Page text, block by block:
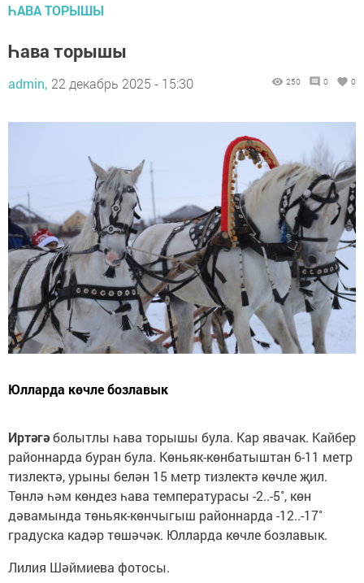
ҺАВА ТОРЫШЫ
Һава торышы
admin, 22 декабрь 2025 - 15:30 250 0 0
Юлларда көчле бозлавык
Иртәгәболытлы һава торышы була. Кар явачак. Кайбер
районнарда буран була. Көньяк-көнбатыштан 6-11 метр
тизлектә, урыны белән 15 метр тизлектә көчле җил.
Төнлә һәм көндез һава температурасы -2..-5˚, көн
дәвамында төньяк-көнчыгыш районнарда -12..-17˚
градуска кадәр төшәчәк. Юлларда көчле бозлавык.
Лилия Шәймиева фотосы.